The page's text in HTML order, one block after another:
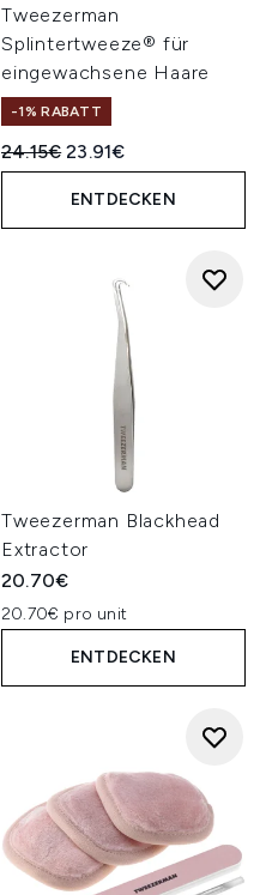
Tweezerman
Splintertweeze® für
eingewachsene Haare
-1% RABATT
Unverbindliche
24.15€Aktueller Preis:
23.91€
ENTDECKEN
Tweezerman Blackhead
Extractor
20.70€
20.70€ pro unit
ENTDECKEN